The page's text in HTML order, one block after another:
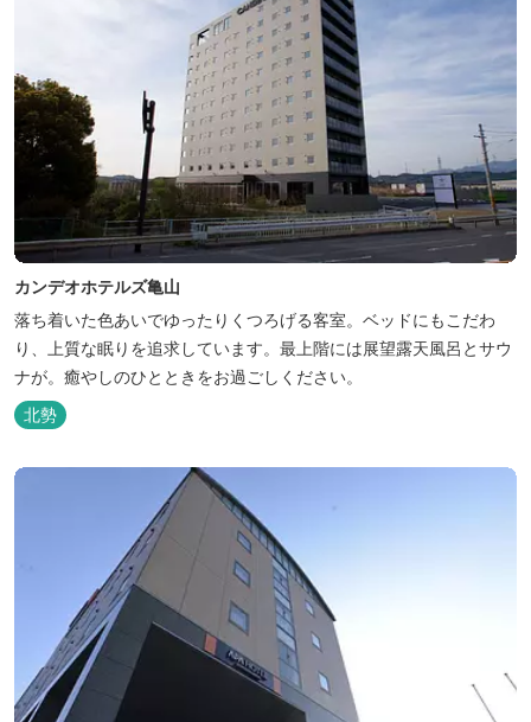
カンデオホテルズ亀山
落ち着いた色あいでゆったりくつろげる客室。ベッドにもこだわ
り、上質な眠りを追求しています。最上階には展望露天風呂とサウ
ナが。癒やしのひとときをお過ごしください。
北勢